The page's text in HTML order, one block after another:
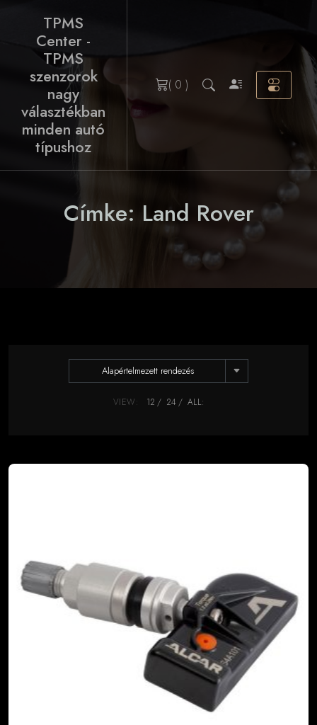
TPMS
Center -
TPMS
szenzorok
nagy
választékban
minden autó
típushoz
( 0 )
Címke: Land Rover
Alapértelmezett rendezés
VIEW: 12 24 ALL: